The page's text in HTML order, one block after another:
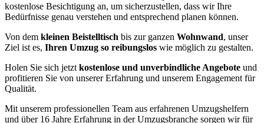
kostenlose Besichtigung an, um sicherzustellen, dass wir Ihre
Bedürfnisse genau verstehen und entsprechend planen können.
Von dem kleinen Beistelltisch bis zur ganzen Wohnwand, unser
Ziel ist es, Ihren Umzug so reibungslos wie möglich zu gestalten.
Holen Sie sich jetzt kostenlose und unverbindliche Angebote und
profitieren Sie von unserer Erfahrung und unserem Engagement für
Qualität.
Mit unserem professionellen Team aus erfahrenen Umzugshelfern
und über 16 Jahre Erfahrung in der Umzugsbranche sorgen wir für